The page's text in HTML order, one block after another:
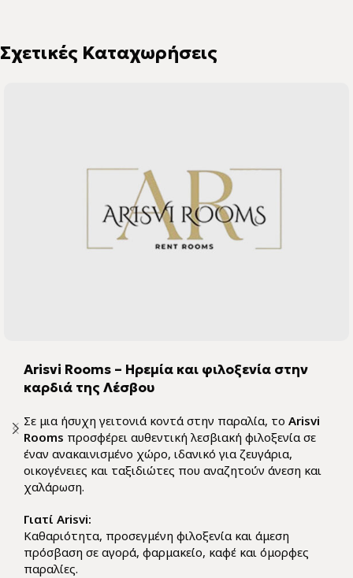
Arisvi Rooms – Ηρεμία και φιλοξενία στην
καρδιά της Λέσβου
Σε μια ήσυχη γειτονιά κοντά στην παραλία, το Arisvi
Rooms προσφέρει αυθεντική λεσβιακή φιλοξενία σε
έναν ανακαινισμένο χώρο, ιδανικό για ζευγάρια,
οικογένειες και ταξιδιώτες που αναζητούν άνεση και
χαλάρωση.
Γιατί Arisvi:
Καθαριότητα, προσεγμένη φιλοξενία και άμεση
πρόσβαση σε αγορά, φαρμακείο, καφέ και όμορφες
παραλίες.